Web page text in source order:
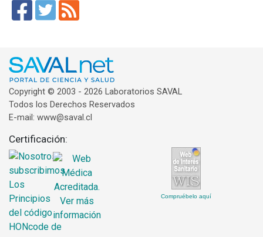
Copyright © 2003 - 2026 Laboratorios SAVAL
Todos los Derechos Reservados
E-mail: www@saval.cl
Certificación:
Compruébelo aquí